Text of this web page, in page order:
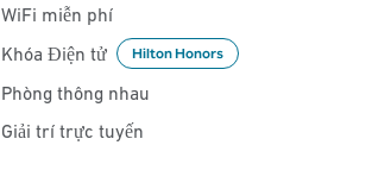
WiFi miễn phí
Khóa Điện tử
Hilton Honors
Phòng thông nhau
Giải trí trực tuyến